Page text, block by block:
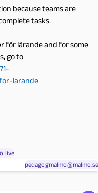
because teams are
tasks.
för lärande and for some
go to
larande
live
pedagogmalmo@malmo.se